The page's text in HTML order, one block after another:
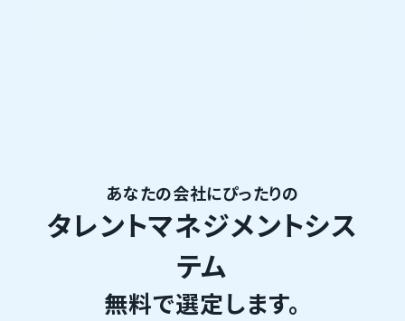
あなたの会社にぴったりの
タレントマネジメントシス
テム
無料で選定します。